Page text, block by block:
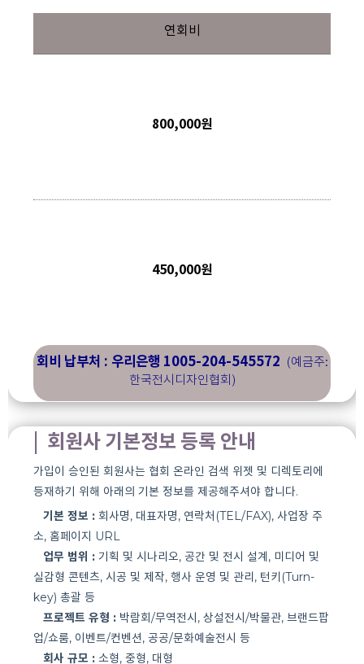
연회비
800,000원
450,000원
회비 납부처 : 우리은행 1005-204-545572 (예금주:
한국전시디자인협회)
| 회원사 기본정보 등록 안내
가입이 승인된 회원사는 협회 온라인 검색 위젯 및 디렉토리에
등재하기 위해 아래의 기본 정보를 제공해주셔야 합니다.
기본 정보 : 회사명, 대표자명, 연락처(TEL/FAX), 사업장 주
소, 홈페이지 URL
업무 범위 : 기획 및 시나리오, 공간 및 전시 설계, 미디어 및
실감형 콘텐츠, 시공 및 제작, 행사 운영 및 관리, 턴키(Turn-
key) 총괄 등
프로젝트 유형 : 박람회/무역전시, 상설전시/박물관, 브랜드팝
업/쇼룸, 이벤트/컨벤션, 공공/문화예술전시 등
회사 규모 : 소형, 중형, 대형